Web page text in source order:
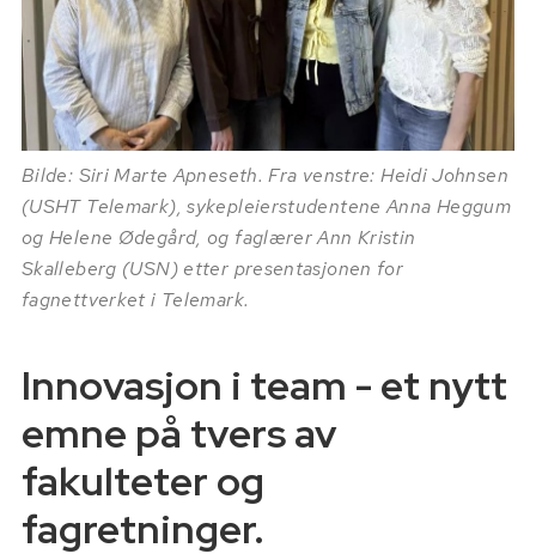
Bilde: Siri Marte Apneseth. Fra venstre: Heidi Johnsen
(USHT Telemark), sykepleierstudentene Anna Heggum
og Helene Ødegård, og faglærer Ann Kristin
Skalleberg (USN) etter presentasjonen for
fagnettverket i Telemark.
Innovasjon i team - et nytt
emne på tvers av
fakulteter og
fagretninger.